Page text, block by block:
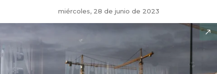
miércoles, 28 de junio de 2023